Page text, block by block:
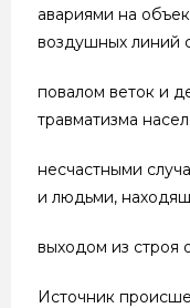
авариями на
воздушных линий
повалом веток и
травматизма
несчастными
и людьми,
выходом из строя
Источник